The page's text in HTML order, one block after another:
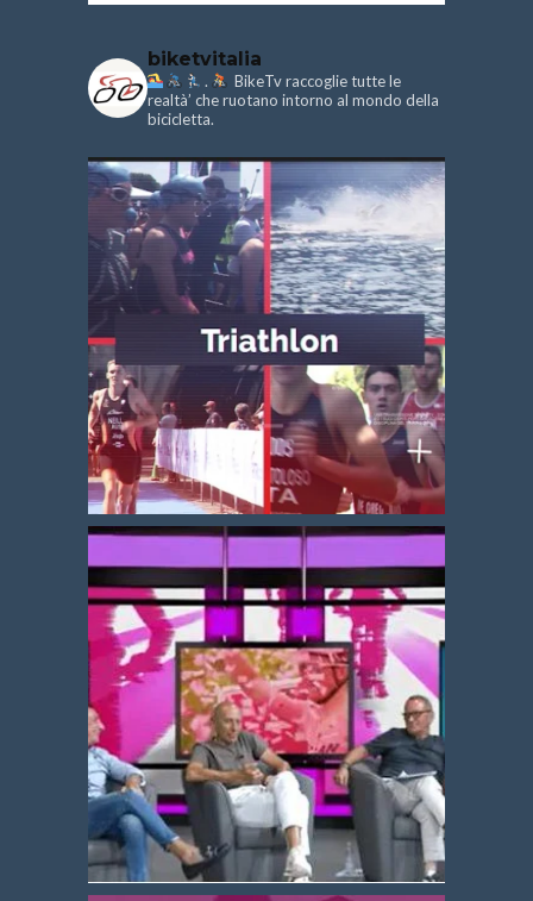
biketvitalia
.
BikeTv raccoglie tutte le
realtà’ che ruotano intorno al mondo della
bicicletta.